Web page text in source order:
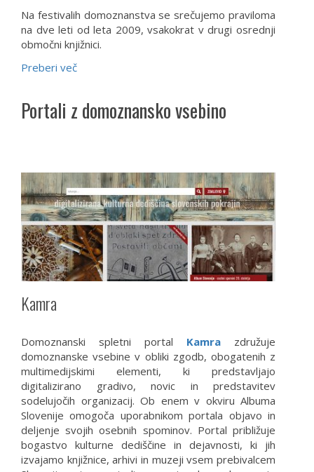
Na festivalih domoznanstva se srečujemo praviloma
na dve leti od leta 2009, vsakokrat v drugi osrednji
območni knjižnici.
Preberi več
Portali z domoznansko vsebino
Kamra
Domoznanski spletni portal Kamra združuje
domoznanske vsebine v obliki zgodb, obogatenih z
multimedijskimi elementi, ki predstavljajo
digitalizirano gradivo, novic in predstavitev
sodelujočih organizacij. Ob enem v okviru Albuma
Slovenije omogoča uporabnikom portala objavo in
deljenje svojih osebnih spominov. Portal približuje
bogastvo kulturne dediščine in dejavnosti, ki jih
izvajamo knjižnice, arhivi in muzeji vsem prebivalcem